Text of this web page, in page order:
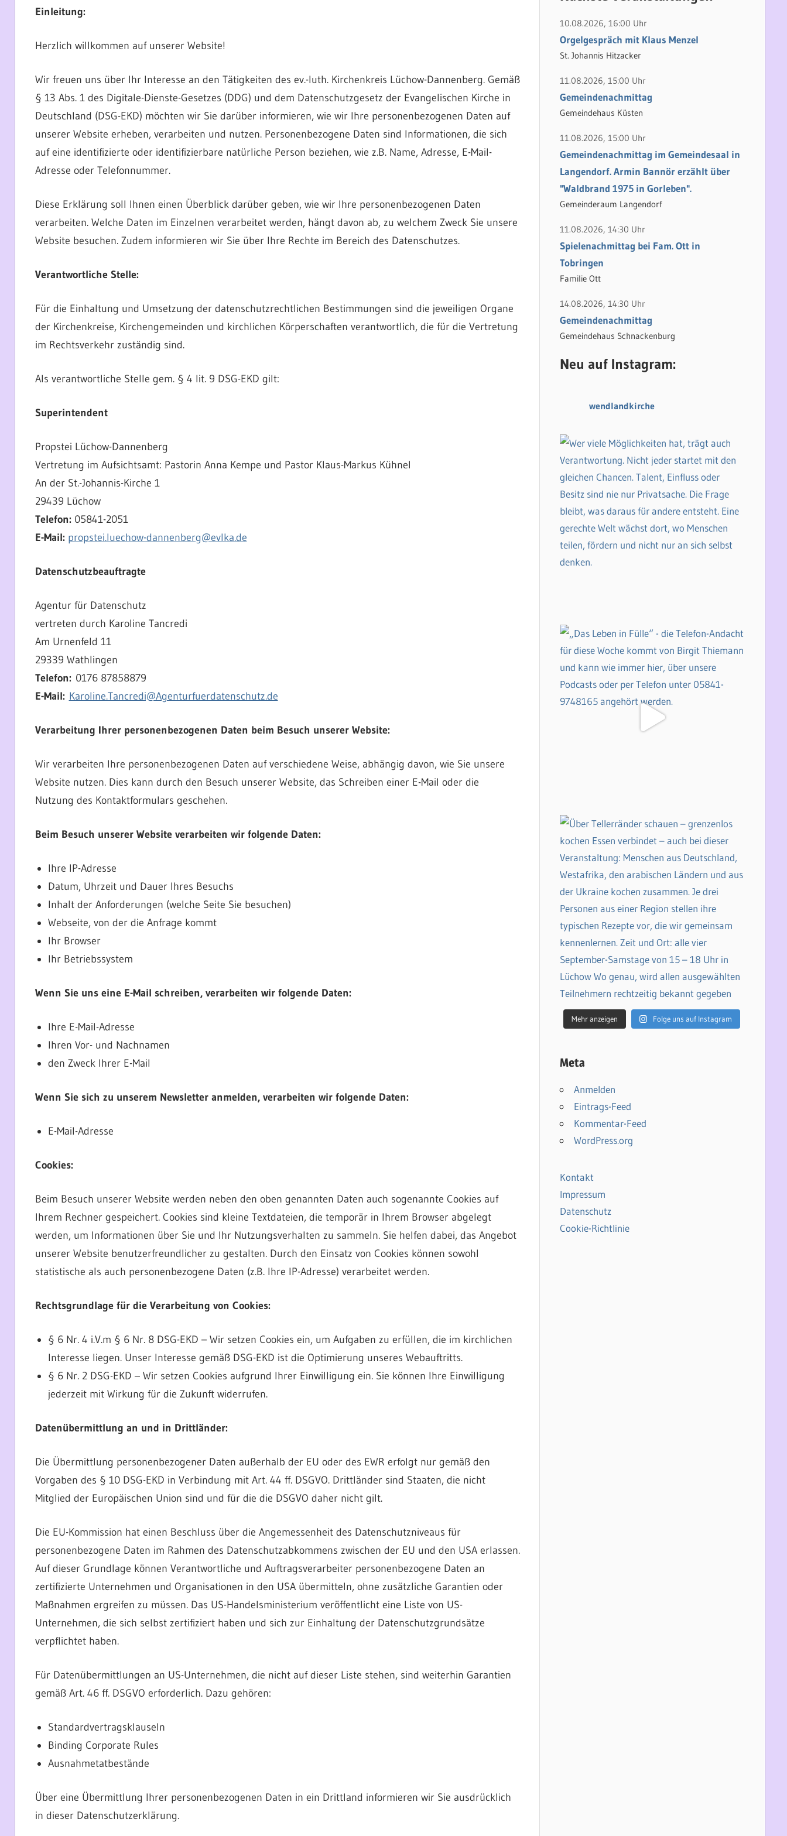
Einleitung:
Herzlich willkommen auf unserer Website!
Wir freuen uns über Ihr Interesse an den Tätigkeiten des ev.-luth. Kirchenkreis Lüchow-Dannenberg. Gemäß
§ 13 Abs. 1 des Digitale-Dienste-Gesetzes (DDG) und dem Datenschutzgesetz der Evangelischen Kirche in
Deutschland (DSG-EKD) möchten wir Sie darüber informieren, wie wir Ihre personenbezogenen Daten auf
unserer Website erheben, verarbeiten und nutzen. Personenbezogene Daten sind Informationen, die sich
auf eine identifizierte oder identifizierbare natürliche Person beziehen, wie z.B. Name, Adresse, E-Mail-
Adresse oder Telefonnummer.
Diese Erklärung soll Ihnen einen Überblick darüber geben, wie wir Ihre personenbezogenen Daten
verarbeiten. Welche Daten im Einzelnen verarbeitet werden, hängt davon ab, zu welchem Zweck Sie unsere
Website besuchen. Zudem informieren wir Sie über Ihre Rechte im Bereich des Datenschutzes.
Verantwortliche Stelle:
Für die Einhaltung und Umsetzung der datenschutzrechtlichen Bestimmungen sind die jeweiligen Organe
der Kirchenkreise, Kirchengemeinden und kirchlichen Körperschaften verantwortlich, die für die Vertretung
im Rechtsverkehr zuständig sind.
Als verantwortliche Stelle gem. § 4 lit. 9 DSG-EKD gilt:
Superintendent
Propstei Lüchow-Dannenberg
Vertretung im Aufsichtsamt: Pastorin Anna Kempe und Pastor Klaus-Markus Kühnel
An der St.-Johannis-Kirche 1
29439 Lüchow
Telefon: 05841-2051
E-Mail: propstei.luechow-dannenberg@evlka.de
Datenschutzbeauftragte
Agentur für Datenschutz
vertreten durch Karoline Tancredi
Am Urnenfeld 11
29339 Wathlingen
Telefon: 0176 87858879
E-Mail: Karoline.Tancredi@Agenturfuerdatenschutz.de
Verarbeitung Ihrer personenbezogenen Daten beim Besuch unserer Website:
Wir verarbeiten Ihre personenbezogenen Daten auf verschiedene Weise, abhängig davon, wie Sie unsere
Website nutzen. Dies kann durch den Besuch unserer Website, das Schreiben einer E-Mail oder die
Nutzung des Kontaktformulars geschehen.
Beim Besuch unserer Website verarbeiten wir folgende Daten:
Ihre IP-Adresse
Datum, Uhrzeit und Dauer Ihres Besuchs
Inhalt der Anforderungen (welche Seite Sie besuchen)
Webseite, von der die Anfrage kommt
Ihr Browser
Ihr Betriebssystem
Wenn Sie uns eine E-Mail schreiben, verarbeiten wir folgende Daten:
Ihre E-Mail-Adresse
Ihren Vor- und Nachnamen
den Zweck Ihrer E-Mail
Wenn Sie sich zu unserem Newsletter anmelden, verarbeiten wir folgende Daten:
E-Mail-Adresse
Cookies:
Beim Besuch unserer Website werden neben den oben genannten Daten auch sogenannte Cookies auf
Ihrem Rechner gespeichert. Cookies sind kleine Textdateien, die temporär in Ihrem Browser abgelegt
werden, um Informationen über Sie und Ihr Nutzungsverhalten zu sammeln. Sie helfen dabei, das Angebot
unserer Website benutzerfreundlicher zu gestalten. Durch den Einsatz von Cookies können sowohl
statistische als auch personenbezogene Daten (z.B. Ihre IP-Adresse) verarbeitet werden.
Rechtsgrundlage für die Verarbeitung von Cookies:
§ 6 Nr. 4 i.V.m § 6 Nr. 8 DSG-EKD – Wir setzen Cookies ein, um Aufgaben zu erfüllen, die im kirchlichen
Interesse liegen. Unser Interesse gemäß DSG-EKD ist die Optimierung unseres Webauftritts.
§ 6 Nr. 2 DSG-EKD – Wir setzen Cookies aufgrund Ihrer Einwilligung ein. Sie können Ihre Einwilligung
jederzeit mit Wirkung für die Zukunft widerrufen.
Datenübermittlung an und in Drittländer:
Die Übermittlung personenbezogener Daten außerhalb der EU oder des EWR erfolgt nur gemäß den
Vorgaben des § 10 DSG-EKD in Verbindung mit Art. 44 ff. DSGVO. Drittländer sind Staaten, die nicht
Mitglied der Europäischen Union sind und für die die DSGVO daher nicht gilt.
Die EU-Kommission hat einen Beschluss über die Angemessenheit des Datenschutzniveaus für
personenbezogene Daten im Rahmen des Datenschutzabkommens zwischen der EU und den USA erlassen.
Auf dieser Grundlage können Verantwortliche und Auftragsverarbeiter personenbezogene Daten an
zertifizierte Unternehmen und Organisationen in den USA übermitteln, ohne zusätzliche Garantien oder
Maßnahmen ergreifen zu müssen. Das US-Handelsministerium veröffentlicht eine Liste von US-
Unternehmen, die sich selbst zertifiziert haben und sich zur Einhaltung der Datenschutzgrundsätze
verpflichtet haben.
Für Datenübermittlungen an US-Unternehmen, die nicht auf dieser Liste stehen, sind weiterhin Garantien
gemäß Art. 46 ff. DSGVO erforderlich. Dazu gehören:
Standardvertragsklauseln
Binding Corporate Rules
Ausnahmetatbestände
Über eine Übermittlung Ihrer personenbezogenen Daten in ein Drittland informieren wir Sie ausdrücklich
in dieser Datenschutzerklärung.
e
n
n
a
10.08.2026, 16:00 Uhr
Orgelgespräch mit Klaus Menzel
St. Johannis Hitzacker
11.08.2026, 15:00 Uhr
Gemeindenachmittag
Gemeindehaus Küsten
11.08.2026, 15:00 Uhr
Gemeindenachmittag im Gemeindesaal in
Langendorf. Armin Bannör erzählt über
"Waldbrand 1975 in Gorleben".
Gemeinderaum Langendorf
11.08.2026, 14:30 Uhr
Spielenachmittag bei Fam. Ott in
Tobringen
Familie Ott
14.08.2026, 14:30 Uhr
Gemeindenachmittag
Gemeindehaus Schnackenburg
Neu auf Instagram:
wendlandkirche
Mehr anzeigen Folge uns auf Instagram
Meta
Anmelden
Eintrags-Feed
Kommentar-Feed
WordPress.org
Kontakt
Impressum
Datenschutz
Cookie-Richtlinie